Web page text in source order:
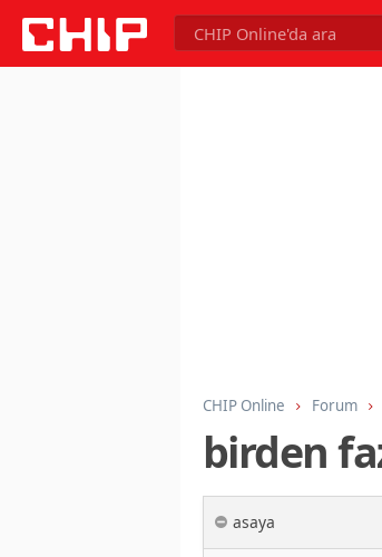
CHIP Online Forum
birden
asaya